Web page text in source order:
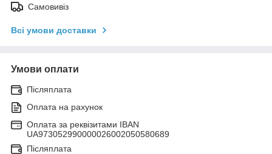
Самовивіз
Всі умови доставки
Умови оплати
Післяплата
Оплата на рахунок
Оплата за реквізитами IBAN
UA973052990000026002050580689
Післяплата